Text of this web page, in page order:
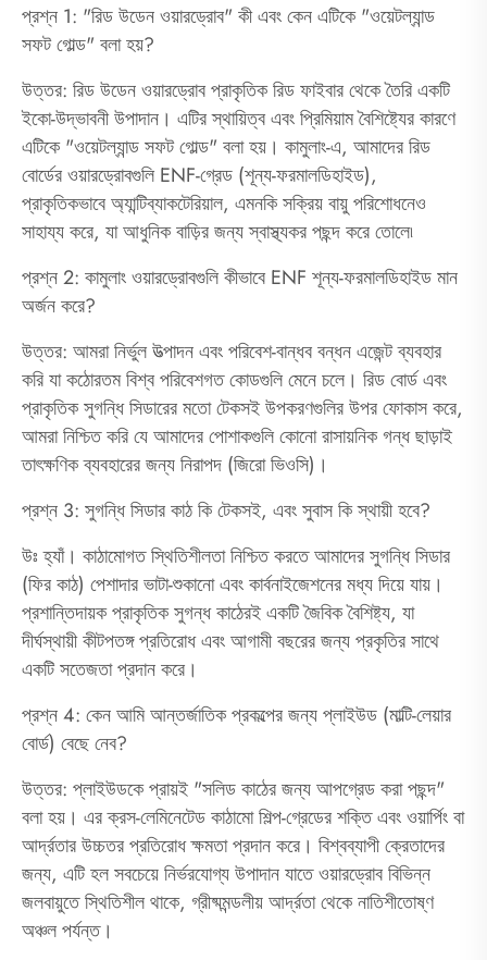
প্রশ্ন 1: "রিড উডেন ওয়ারড্রোব" কী এবং কেন এটিকে "ওয়েটল্যান্ড
সফট গোল্ড" বলা হয়?
উত্তর: রিড উডেন ওয়ারড্রোব প্রাকৃতিক রিড ফাইবার থেকে তৈরি একটি
ইকো-উদ্ভাবনী উপাদান। এটির স্থায়িত্ব এবং প্রিমিয়াম বৈশিষ্ট্যের কারণে
এটিকে "ওয়েটল্যান্ড সফট গোল্ড" বলা হয়। কামুলাং-এ, আমাদের রিড
বোর্ডের ওয়ারড্রোবগুলি ENF-গ্রেড (শূন্য-ফরমালডিহাইড),
প্রাকৃতিকভাবে অ্যান্টিব্যাকটেরিয়াল, এমনকি সক্রিয় বায়ু পরিশোধনেও
সাহায্য করে, যা আধুনিক বাড়ির জন্য স্বাস্থ্যকর পছন্দ করে তোলে৷
প্রশ্ন 2: কামুলাং ওয়ারড্রোবগুলি কীভাবে ENF শূন্য-ফরমালডিহাইড মান
অর্জন করে?
উত্তর: আমরা নির্ভুল উত্পাদন এবং পরিবেশ-বান্ধব বন্ধন এজেন্ট ব্যবহার
করি যা কঠোরতম বিশ্ব পরিবেশগত কোডগুলি মেনে চলে। রিড বোর্ড এবং
প্রাকৃতিক সুগন্ধি সিডারের মতো টেকসই উপকরণগুলির উপর ফোকাস করে,
আমরা নিশ্চিত করি যে আমাদের পোশাকগুলি কোনো রাসায়নিক গন্ধ ছাড়াই
তাৎক্ষণিক ব্যবহারের জন্য নিরাপদ (জিরো ভিওসি)।
প্রশ্ন 3: সুগন্ধি সিডার কাঠ কি টেকসই, এবং সুবাস কি স্থায়ী হবে?
উঃ হ্যাঁ। কাঠামোগত স্থিতিশীলতা নিশ্চিত করতে আমাদের সুগন্ধি সিডার
(ফির কাঠ) পেশাদার ভাটা-শুকানো এবং কার্বনাইজেশনের মধ্য দিয়ে যায়।
প্রশান্তিদায়ক প্রাকৃতিক সুগন্ধ কাঠেরই একটি জৈবিক বৈশিষ্ট্য, যা
দীর্ঘস্থায়ী কীটপতঙ্গ প্রতিরোধ এবং আগামী বছরের জন্য প্রকৃতির সাথে
একটি সতেজতা প্রদান করে।
প্রশ্ন 4: কেন আমি আন্তর্জাতিক প্রকল্পের জন্য প্লাইউড (মাল্টি-লেয়ার
বোর্ড) বেছে নেব?
উত্তর: প্লাইউডকে প্রায়ই "সলিড কাঠের জন্য আপগ্রেড করা পছন্দ"
বলা হয়। এর ক্রস-লেমিনেটেড কাঠামো শিল্প-গ্রেডের শক্তি এবং ওয়ার্পিং বা
আর্দ্রতার উচ্চতর প্রতিরোধ ক্ষমতা প্রদান করে। বিশ্বব্যাপী ক্রেতাদের
জন্য, এটি হল সবচেয়ে নির্ভরযোগ্য উপাদান যাতে ওয়ারড্রোব বিভিন্ন
জলবায়ুতে স্থিতিশীল থাকে, গ্রীষ্মমন্ডলীয় আর্দ্রতা থেকে নাতিশীতোষ্ণ
অঞ্চল পর্যন্ত।